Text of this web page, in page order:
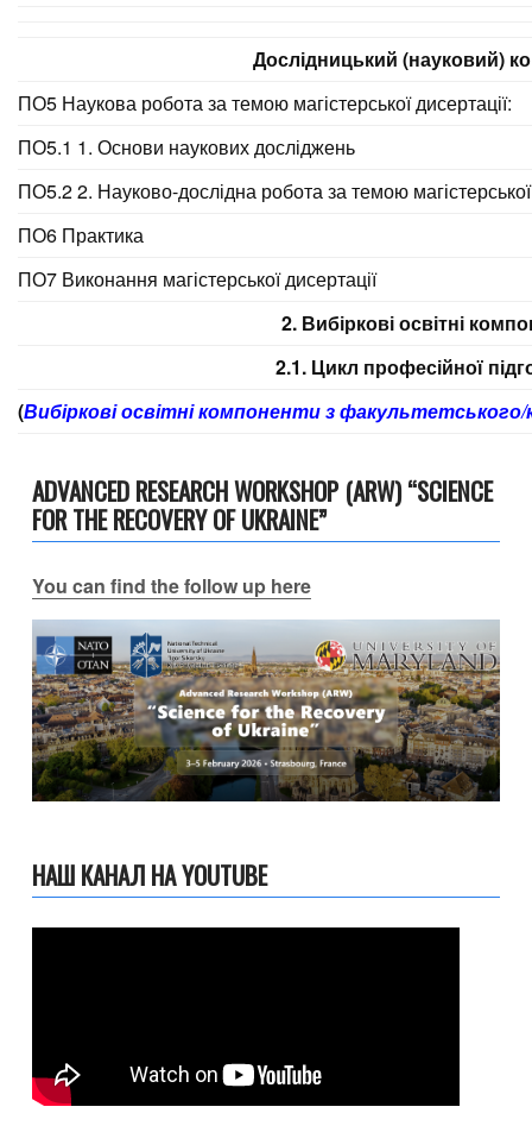
Дослідницький (науковий)
ПО5 Наукова робота за темою магістерської дисертації:
ПО5.1 1. Основи наукових досліджень
ПО5.2 2. Науково-дослідна робота за темою магістерської
ПО6 Практика
ПО7 Виконання магістерської дисертації
2. Вибіркові освітні
2.1. Цикл професійної
(Вибіркові освітні компоненти з
ADVANCED RESEARCH WORKSHOP (ARW) “SCIENCE
FOR THE RECOVERY OF UKRAINE”
You can find the follow up here
НАШ КАНАЛ НА YOUTUBE